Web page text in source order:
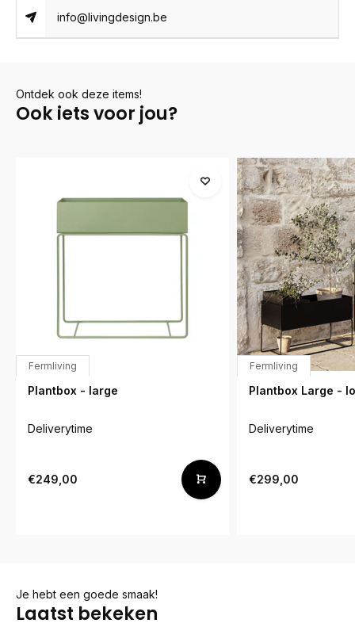
info@livingdesign.be
Ontdek ook deze items!
Ook iets voor jou?
Fermliving
Plantbox - large
Deliverytime
€249,00
Fermliving
Plantbox Large -
Deliverytime
€299,00
Je hebt een goede smaak!
Laatst bekeken